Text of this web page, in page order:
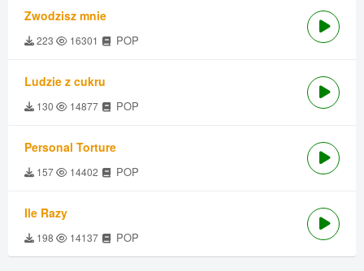
Zwodzisz mnie
223 16301 POP
Ludzie z cukru
130 14877 POP
Personal Torture
157 14402 POP
Ile Razy
198 14137 POP